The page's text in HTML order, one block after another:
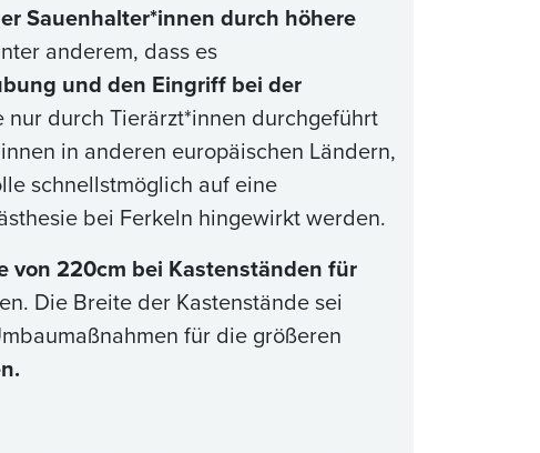
Sauenhalter*innen durch höhere
anderem, dass es
und den Eingriff bei der
nur durch Tierärzt*innen durchgeführt
in anderen europäischen Ländern,
schnellstmöglich auf eine
bei Ferkeln hingewirkt werden.
von 220cm bei Kastenständen für
Die Breite der Kastenstände sei
für die größeren